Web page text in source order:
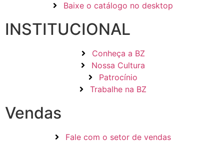
Baixe o catálogo no desktop
INSTITUCIONAL
Conheça a BZ
Nossa Cultura
Patrocínio
Trabalhe na BZ
Vendas
Fale com o setor de vendas